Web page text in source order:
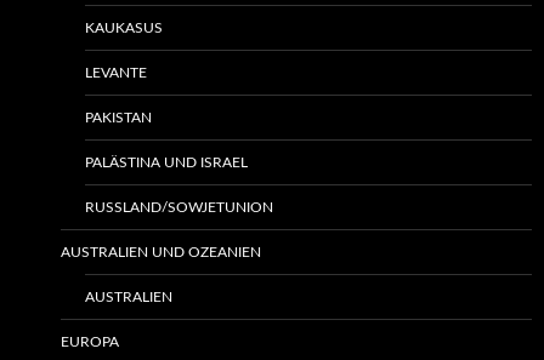
KAUKASUS
LEVANTE
PAKISTAN
PALÄSTINA UND ISRAEL
RUSSLAND/SOWJETUNION
AUSTRALIEN UND OZEANIEN
AUSTRALIEN
EUROPA